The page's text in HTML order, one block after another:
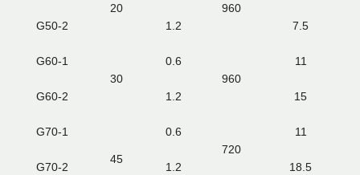
20
960
G50-2 1.2 7.5
G60-1
30
0.6
960
11
G60-2 1.2 15
G70-1
45
0.6
720
11
G70-2 1.2 18.5